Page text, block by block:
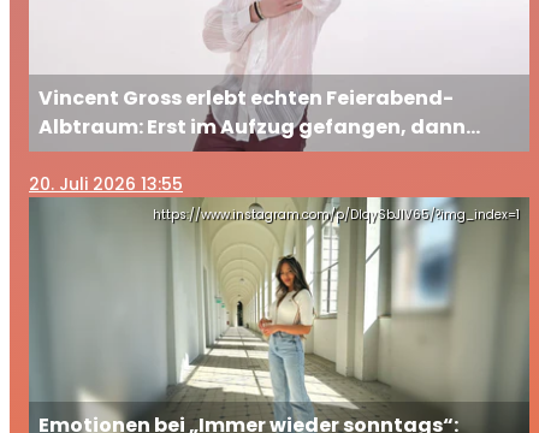
Vincent Gross erlebt echten Feierabend-
Albtraum: Erst im Aufzug gefangen, dann
ausgesperrt
20. Juli 2026 13:55
https://www.instagram.com/p/DIqySbJIV65/?img_index=1
Emotionen bei „Immer wieder sonntags“: